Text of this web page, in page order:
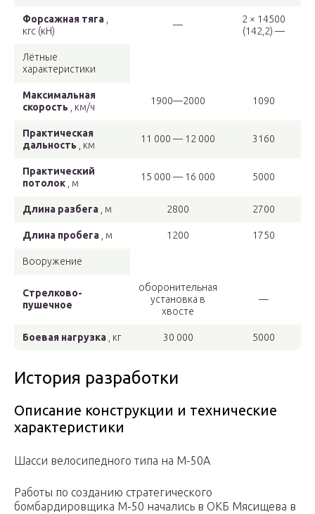
Форсажная тяга
кгс (кН)
—
2 × 14500
(142,2) —
Лётные
характеристики
Максимальная
скорость , км/ч
1900—2000 1090
Практическая
дальность , км
11 000 — 12 000 3160
Практический
потолок , м
15 000 — 16 000 5000
Длина разбега , м 2800 2700
Длина пробега , м 1200 1750
Вооружение
Стрелково-
пушечное
оборонительная
установка в
хвосте
—
Боевая нагрузка , кг 30 000 5000
История разработки
Описание конструкции и технические
характеристики
Шасси велосипедного типа на М-50А
Работы по созданию стратегического
бомбардировщика М-50 начались в ОКБ Мясищева в